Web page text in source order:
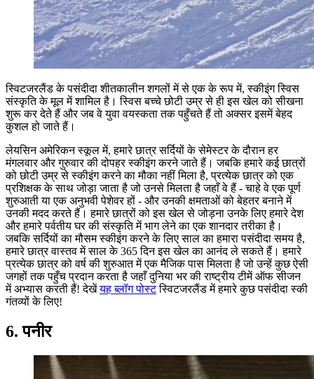
स्विटजरलैंड के पसंदीदा शीतकालीन शगलों में से एक के रूप में, स्कीइंग स्विस
संस्कृति के मूल में शामिल है। स्विस बच्चे छोटी उम्र से ही इस खेल को सीखना
शुरू कर देते हैं और जब वे युवा वयस्कता तक पहुँचते हैं तो अक्सर इसमें बेहद
कुशल हो जाते हैं।
लेयसिन अमेरिकन स्कूल में, हमारे छात्र सर्दियों के सेमेस्टर के दौरान हर
मंगलवार और गुरुवार की दोपहर स्कीइंग करने जाते हैं। जबकि हमारे कई छात्रों
को छोटी उम्र से स्कीइंग करने का मौका नहीं मिला है, प्रत्येक छात्र को एक
प्रशिक्षक के साथ जोड़ा जाता है जो उनसे मिलता है जहाँ वे हैं - चाहे वे एक पूर्ण
शुरुआती या एक अनुभवी पेशेवर हों - और उनकी क्षमताओं को बेहतर बनाने में
उनकी मदद करते हैं। हमारे छात्रों को इस खेल से जोड़ना उनके लिए हमारे देश
और हमारे पर्वतीय घर की संस्कृति में भाग लेने का एक शानदार तरीका है।
जबकि सर्दियों का मौसम स्कीइंग करने के लिए साल का हमारा पसंदीदा समय है,
हमारे छात्र वास्तव में साल के 365 दिन इस खेल का आनंद ले सकते हैं। हमारे
प्रत्येक छात्र को वर्ष की शुरुआत में एक मैजिक पास मिलता है जो उन्हें कुछ ऐसी
जगहों तक पहुँच प्रदान करता है जहाँ दुनिया भर की राष्ट्रीय टीमें ऑफ सीजन
में अभ्यास करती हैं! देखेंयह ब्लॉग पोस्टस्विटजरलैंड में हमारे कुछ पसंदीदा स्की
गंतव्यों के लिए!
6. पनीर